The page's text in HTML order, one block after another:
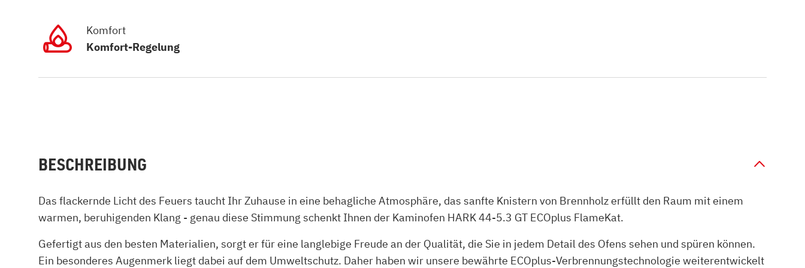
Komfort
Komfort-Regelung
BESCHREIBUNG
Das flackernde Licht des Feuers taucht Ihr Zuhause in eine behagliche Atmosphäre, das sanfte Knistern von Brennholz erfüllt den Raum mit einem
warmen, beruhigenden Klang - genau diese Stimmung schenkt Ihnen der Kaminofen HARK 44-5.3 GT ECOplus FlameKat.
Gefertigt aus den besten Materialien, sorgt er für eine langlebige Freude an der Qualität, die Sie in jedem Detail des Ofens sehen und spüren können.
Ein besonderes Augenmerk liegt dabei auf dem Umweltschutz. Daher haben wir unsere bewährte ECOplus-Verbrennungstechnologie weiterentwickelt